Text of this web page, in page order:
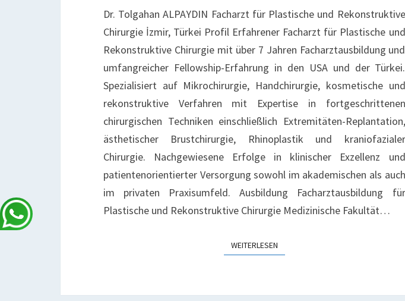
IZMIR,
Dr. Tolgahan ALPAYDIN Facharzt für Plastische und Rekonstruktive
Chirurgie İzmir, Türkei Profil Erfahrener Facharzt für Plastische und
Rekonstruktive Chirurgie mit über 7 Jahren Facharztausbildung und
umfangreicher Fellowship-Erfahrung in den USA und der Türkei.
Spezialisiert auf Mikrochirurgie, Handchirurgie, kosmetische und
rekonstruktive Verfahren mit Expertise in fortgeschrittenen
chirurgischen Techniken einschließlich Extremitäten-Replantation,
ästhetischer Brustchirurgie, Rhinoplastik und kraniofazialer
Chirurgie. Nachgewiesene Erfolge in klinischer Exzellenz und
patientenorientierter Versorgung sowohl im akademischen als auch
im privaten Praxisumfeld. Ausbildung Facharztausbildung für
Plastische und Rekonstruktive Chirurgie Medizinische Fakultät…
WEITERLESENWEITERLESEN